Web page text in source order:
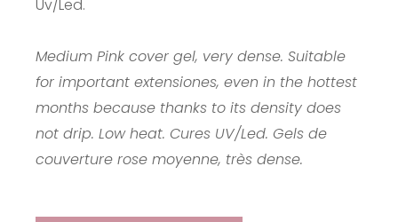
Uv/Led.
Medium Pink cover gel, very dense. Suitable
for important extensiones, even in the hottest
months because thanks to its density does
not drip. Low heat. Cures UV/Led. Gels de
couverture rose moyenne, très dense.